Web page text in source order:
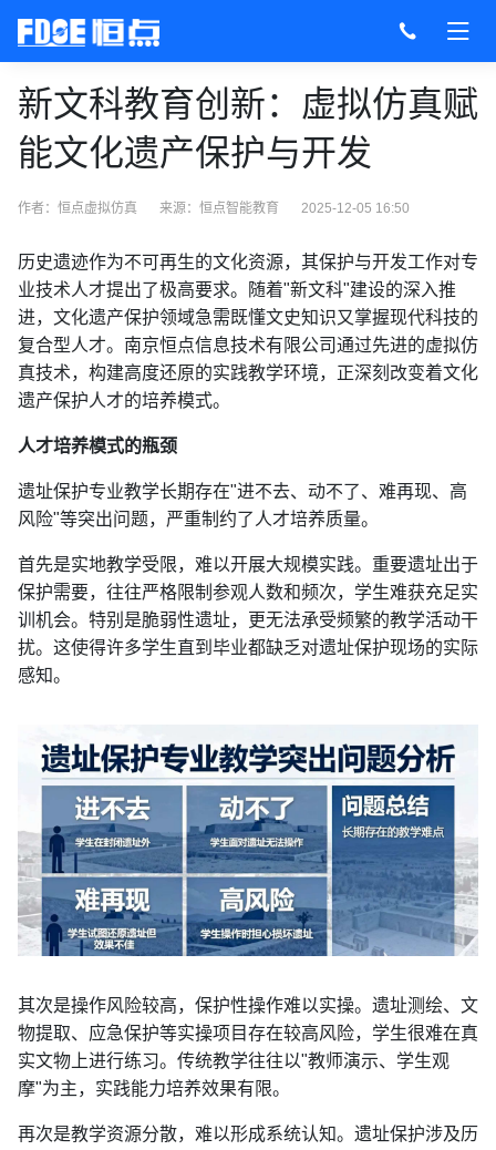
新文科教育创新：虚拟仿真赋
能文化遗产保护与开发
作者：恒点虚拟仿真 来源： 恒点智能教育 2025-12-05 16:50
历史遗迹作为不可再生的文化资源，其保护与开发工作对专
业技术人才提出了极高要求。随着"新文科"建设的深入推
进，文化遗产保护领域急需既懂文史知识又掌握现代科技的
复合型人才。南京恒点信息技术有限公司通过先进的虚拟仿
真技术，构建高度还原的实践教学环境，正深刻改变着文化
遗产保护人才的培养模式。
人才培养模式的瓶颈
遗址保护专业教学长期存在"进不去、动不了、难再现、高
风险"等突出问题，严重制约了人才培养质量。
首先是实地教学受限，难以开展大规模实践。重要遗址出于
保护需要，往往严格限制参观人数和频次，学生难获充足实
训机会。特别是脆弱性遗址，更无法承受频繁的教学活动干
扰。这使得许多学生直到毕业都缺乏对遗址保护现场的实际
感知。
其次是操作风险较高，保护性操作难以实操。遗址测绘、文
物提取、应急保护等实操项目存在较高风险，学生很难在真
实文物上进行练习。传统教学往往以"教师演示、学生观
摩"为主，实践能力培养效果有限。
再次是教学资源分散，难以形成系统认知。遗址保护涉及历